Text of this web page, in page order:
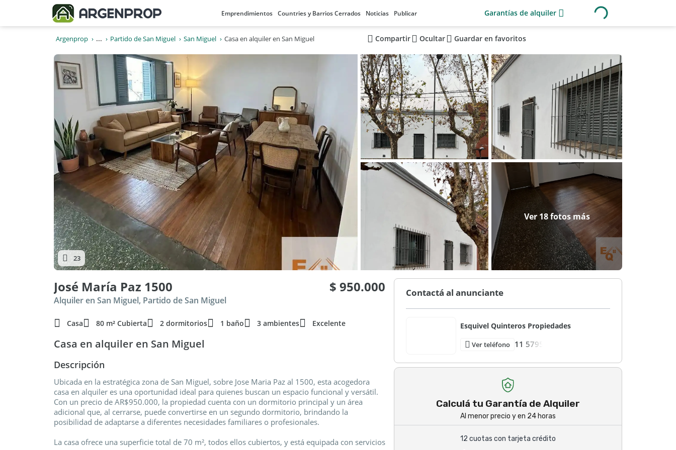
Emprendimientos Countries y Barrios Cerrados Noticias Publicar Garantías de alquiler
Argenprop ... Partido de San Miguel San Miguel Casa en alquiler en San Miguel Compartir Ocultar Guardar en favoritos
Ver 18 fotos más
23
José María Paz 1500 $ 950.000
Alquiler en San Miguel, Partido de San Miguel
Casa 80 m² Cubierta 2 dormitorios 1 baño 3 ambientes Excelente
Casa en alquiler en San Miguel
Descripción
Ubicada en la estratégica zona de San Miguel, sobre Jose Maria Paz al 1500, esta acogedora
casa en alquiler es una oportunidad ideal para quienes buscan un espacio funcional y versátil.
Con un precio de AR$950.000, la propiedad cuenta con un dormitorio principal y un área
adicional que, al cerrarse, puede convertirse en un segundo dormitorio, brindando la
posibilidad de adaptarse a diferentes necesidades familiares o profesionales.
La casa ofrece una superficie total de 70 m², todos ellos cubiertos, y está equipada con servicios
Contactá al anunciante
Esquivel Quinteros Propiedades
Ver teléfono 11 5795
Calculá tu Garantía de Alquiler
Al menor precio y en 24 horas
12 cuotas con tarjeta crédito